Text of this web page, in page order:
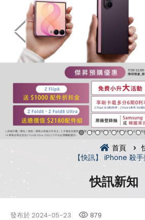
首頁
【快訊】 iPhone 殺
快訊新知
發布於 2024-05-23 879